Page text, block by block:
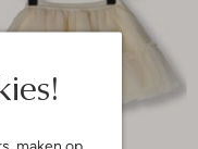
, maken op